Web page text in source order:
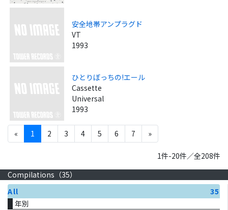
安全地帯アンプラグド
VT
1993
ひとりぼっちの!エール
Cassette
Universal
1993
« 1 2 3 4 5 6 7 »
1件-20件／全208件
Compilations（35）
All
35
年別